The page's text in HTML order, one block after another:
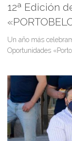
12ª Edición
Un año más
Oportunidades